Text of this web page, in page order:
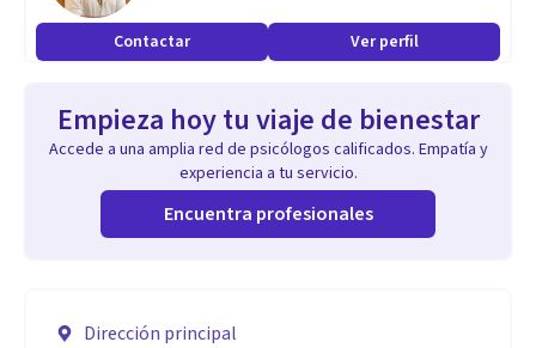
Contactar Ver perfil
Empieza hoy tu viaje de bienestar
Accede a una amplia red de psicólogos calificados. Empatía y
experiencia a tu servicio.
Encuentra profesionales
Dirección principal